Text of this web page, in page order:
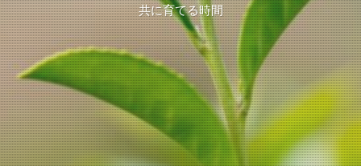
挑戦が、人生を彩る
一歩ずつ、未来へ
今日の種が、明日の実に
共に育てる時間